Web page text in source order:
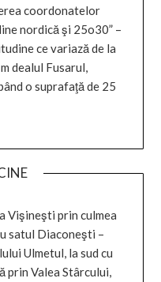
coordonatelor
nordică şi 25o30” –
ce variază de la
dealul Fusarul,
o suprafaţă de 25
Vişineşti prin culmea
satul Diaconeşti –
Ulmetul, la sud cu
prin Valea Stârcului,